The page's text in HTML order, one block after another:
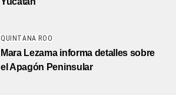
QUINTANA ROO
Mara Lezama informa detalles sobre
el Apagón Peninsular